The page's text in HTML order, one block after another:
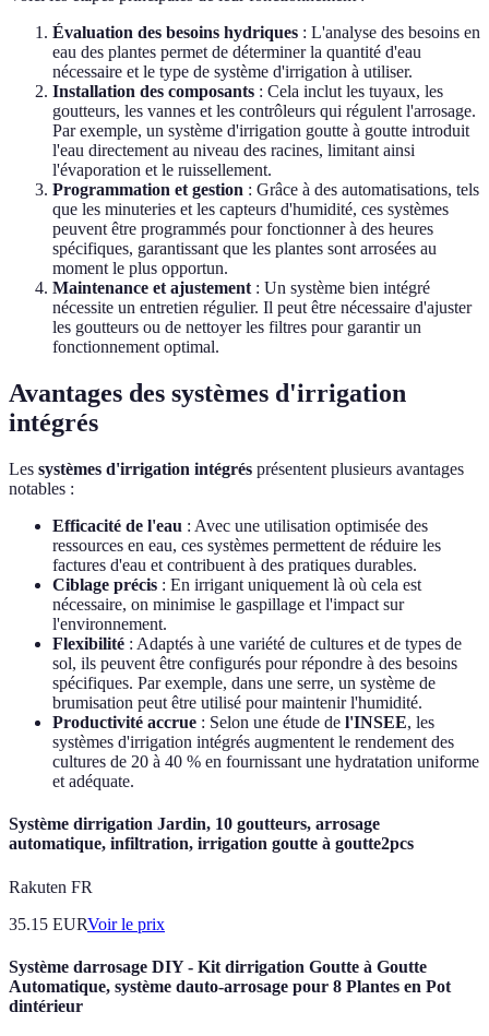
Évaluation des besoins hydriques : L'analyse des besoins en
eau des plantes permet de déterminer la quantité d'eau
nécessaire et le type de système d'irrigation à utiliser.
Installation des composants : Cela inclut les tuyaux, les
goutteurs, les vannes et les contrôleurs qui régulent l'arrosage.
Par exemple, un système d'irrigation goutte à goutte introduit
l'eau directement au niveau des racines, limitant ainsi
l'évaporation et le ruissellement.
Programmation et gestion : Grâce à des automatisations, tels
que les minuteries et les capteurs d'humidité, ces systèmes
peuvent être programmés pour fonctionner à des heures
spécifiques, garantissant que les plantes sont arrosées au
moment le plus opportun.
Maintenance et ajustement : Un système bien intégré
nécessite un entretien régulier. Il peut être nécessaire d'ajuster
les goutteurs ou de nettoyer les filtres pour garantir un
fonctionnement optimal.
Avantages des systèmes d'irrigation
intégrés
Les systèmes d'irrigation intégrés présentent plusieurs avantages
notables :
Efficacité de l'eau : Avec une utilisation optimisée des
ressources en eau, ces systèmes permettent de réduire les
factures d'eau et contribuent à des pratiques durables.
Ciblage précis : En irrigant uniquement là où cela est
nécessaire, on minimise le gaspillage et l'impact sur
l'environnement.
Flexibilité : Adaptés à une variété de cultures et de types de
sol, ils peuvent être configurés pour répondre à des besoins
spécifiques. Par exemple, dans une serre, un système de
brumisation peut être utilisé pour maintenir l'humidité.
Productivité accrue : Selon une étude de l'INSEE, les
systèmes d'irrigation intégrés augmentent le rendement des
cultures de 20 à 40 % en fournissant une hydratation uniforme
et adéquate.
Système dirrigation Jardin, 10 goutteurs, arrosage
automatique, infiltration, irrigation goutte à goutte2pcs
Rakuten FR
35.15 EURVoir le prix
Système darrosage DIY - Kit dirrigation Goutte à Goutte
Automatique, système dauto-arrosage pour 8 Plantes en Pot
dintérieur